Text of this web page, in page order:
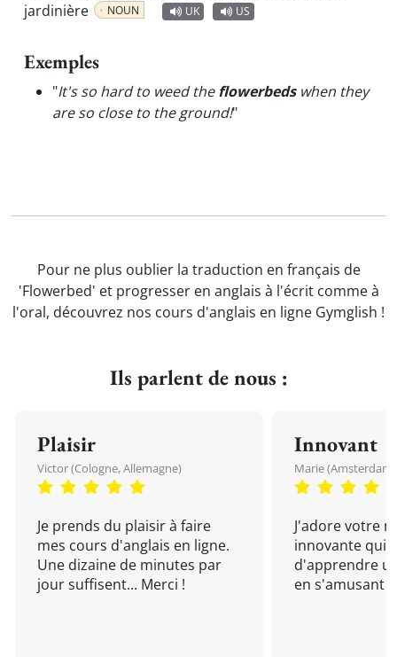
jardinière
NOUN UK US
Exemples
"It's so hard to weed theflowerbedswhen they
are so close to the ground!"
Pour ne plus oublier la traduction en français de
'Flowerbed' et progresser en anglais à l'écrit comme à
l'oral, découvrez nos cours d'anglais en ligne Gymglish !
Ils parlent de nous :
Plaisir
Victor (Cologne, Allemagne)
Je prends du plaisir à faire
mes cours d'anglais en ligne.
Une dizaine de minutes par
jour suffisent... Merci !
Innovant
Marie (Amsterdam,
J'adore votre
innovante qui
d'apprendre
en s'amusant !